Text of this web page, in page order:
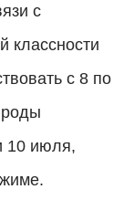
с
классности
с 8 по
10 июля,